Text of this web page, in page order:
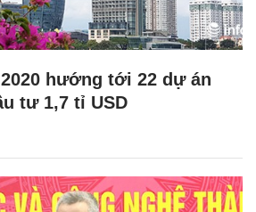
hướng tới 22 dự án
tư 1,7 tỉ USD